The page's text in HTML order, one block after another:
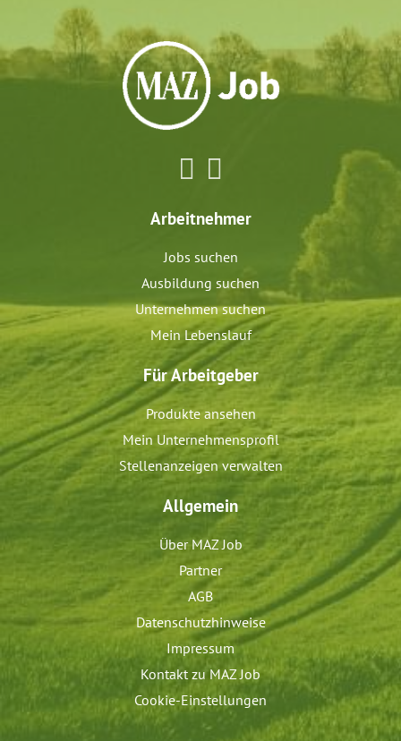
Arbeitnehmer
Jobs suchen
Ausbildung suchen
Unternehmen suchen
Mein Lebenslauf
Für Arbeitgeber
Produkte ansehen
Mein Unternehmensprofil
Stellenanzeigen verwalten
Allgemein
Über MAZ Job
Partner
AGB
Datenschutzhinweise
Impressum
Kontakt zu MAZ Job
Cookie-Einstellungen